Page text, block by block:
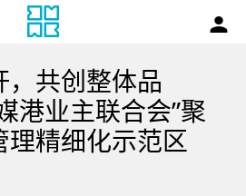
共创整体品
港业主联合会”聚
理精细化示范区